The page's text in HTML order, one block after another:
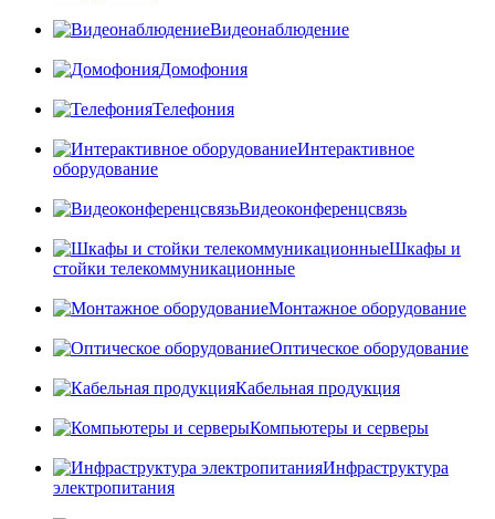
Видеонаблюдение
Домофония
Телефония
Интерактивное
оборудование
Видеоконференцсвязь
Шкафы и
стойки телекоммуникационные
Монтажное оборудование
Оптическое оборудование
Кабельная продукция
Компьютеры и серверы
Инфраструктура
электропитания